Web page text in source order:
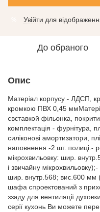
Увійти для
До обраного
Опис
Матеріал корпусу - ЛДСП,
кромкою ПВХ 0,45
свставкой фільонка,
комплектація - фурнітура,
силіконові амортизатори,
наповнення -2 шт. полиці.-
мікрохвильовку: шир.
і звичайну
шир. внутр.568; вис.600 мм
шафа спроектований з
ззаду для вентиляції
серії кухонь Ви можете